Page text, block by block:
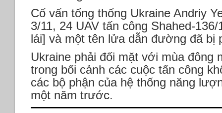
Cố vấn tổng thống Ukraine Andriy
3/11, 24 UAV tấn công Shahed-
lái] và một tên lửa dẫn đường đã bị
Ukraine phải đối mặt với mùa đông
trong bối cảnh các cuộc tấn công
các bộ phận của hệ thống năng
một năm trước.